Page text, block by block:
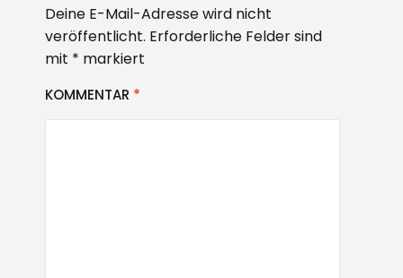
Deine E-Mail-Adresse wird nicht
veröffentlicht. Erforderliche Felder sind
mit * markiert
KOMMENTAR *